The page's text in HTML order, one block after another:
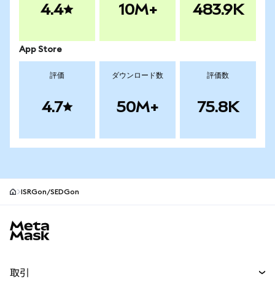
4.4 10M+ 483.9K
App Store
評価
4.7
ダウンロード数
50M+
評価数
75.8K
ISRGon/SEDGon
取引